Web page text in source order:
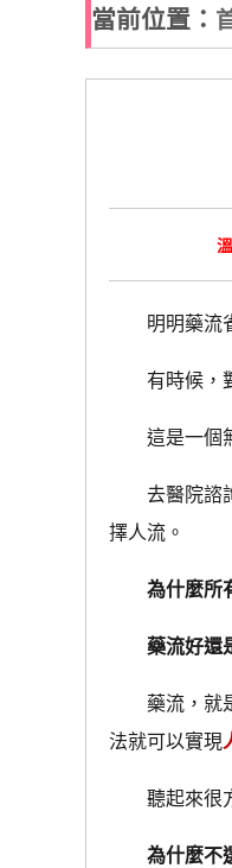
當前位置：
明明藥流省
有時候，對
這是一個無
去醫院諮詢
擇人流。
為什麼所
藥流好還
藥流，就
法就可以實現
聽起來很方
為什麼不